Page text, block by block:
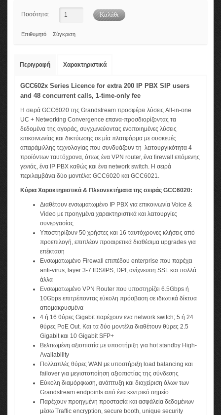
Ποσότητα:
Επιθυμητό Σύγκριση
Περιγραφή Χαρακτηριστικά
GCC602x Series Licence for extra 200 IP PBX SIP users
and 48 concurrent calls, 1-time-only fee
Η σειρά GCC6020 της Grandstream προσφέρει λύσεις All-in-one
UC + Networking Convergence επανα-προσδιορίζοντας τα
δεδομένα της αγοράς, συγχωνεύοντας ενοποιημένες λύσεις
επικοινωνίας και δικτύωσης σε μία πλατφόρμα με συσκευές
απαράμιλλης τεχνολογίας που συνδυάζουν τη λειτουργικότητα 4
προϊόντων ταυτόχρονα, όπως ένα VPN router, ένα firewall επόμενης
γενιάς, ένα IP PBX καθώς και ένα network switch. Η σειρά
περιλαμβάνει δύο μοντέλα: GCC6020 και GCC6021.
Κύρια Xαρακτηριστικά & Πλεονεκτήματα της σειράς GCC6020:
Διαθέτουν ενσωματωμένο IP PBX για επικοινωνία Voice &
Video με προηγμένα χαρακτηριστικά και λειτουργίες
συνεργασίας
Υποστηρίζουν 50 χρήστες και 16 ταυτόχρονες κλήσεις από
προεπιλογή, επιπλέον προαιρετικά διαθέσιμα upgrades για
επέκταση
Ενσωματωμένο Firewall επιπέδου enterprise που παρέχει
anti-virus, layer 3-7 IDS/IPS, DPI, ανίχνευση SSL και πολλά
άλλα
Ενσωματωμένο VPN Router που υποστηρίζει 6.5Gbps ή
10Gbps επιτρέποντας εύκολη πρόσβαση σε ιδιωτικά δίκτυα
απομακρυσμένα
4 ή 16 θύρες Gigabit παρέχουν ενα network switch; 5 ή 24
θύρες PoE Out. Και τα δύο μοντέλα διαθέτουν θύρες 2.5
Gigabit και 10 Gigabit SFP+
Βελτιωμένη αξιοπιστία με υποστήριξη για hot standby High-
Availability
Πολλαπλές θύρες WAN με υποστήριξη load balancing και
failover για μεγιστοποίηση αξιοπιστίας της σύνδεσης
Εύκολη διαμόρφωση, ανάπτυξη και διαχείριση όλων των
Grandstream endpoints από ένα κεντρικό σημείο
Παρέχουν προηγμένη προστασία και ασφάλεία δεδομένων
μέσω Τraffic encryption, secure booth, unique security